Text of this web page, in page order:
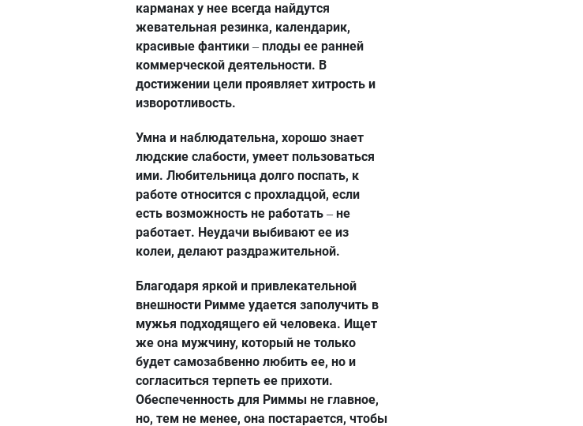
карманах у нее всегда найдутся
жевательная резинка, календарик,
красивые фантики – плоды ее ранней
коммерческой деятельности. В
достижении цели проявляет хитрость и
изворотливость.
Умна и наблюдательна, хорошо знает
людские слабости, умеет пользоваться
ими. Любительница долго поспать, к
работе относится с прохладцой, если
есть возможность не работать – не
работает. Неудачи выбивают ее из
колеи, делают раздражительной.
Благодаря яркой и привлекательной
внешности Римме удается заполучить в
мужья подходящего ей человека. Ищет
же она мужчину, который не только
будет самозабвенно любить ее, но и
согласиться терпеть ее прихоти.
Обеспеченность для Риммы не главное,
но, тем не менее, она постарается, чтобы